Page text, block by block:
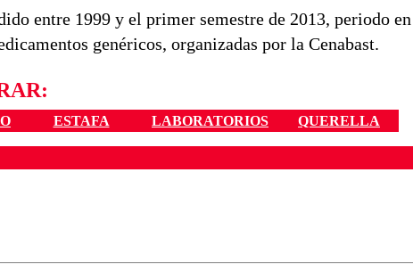
entre 1999 y el primer semestre de 2013, periodo
genéricos, organizadas por la Cenabast.
ESTAFA LABORATORIOS QUERELLA